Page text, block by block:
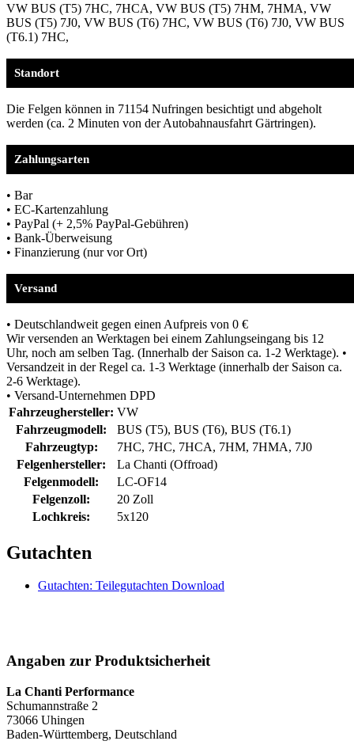
VW BUS (T5) 7HC, 7HCA, VW BUS (T5) 7HM, 7HMA, VW
BUS (T5) 7J0, VW BUS (T6) 7HC, VW BUS (T6) 7J0, VW BUS
(T6.1) 7HC,
Standort
Die Felgen können in 71154 Nufringen besichtigt und abgeholt
werden (ca. 2 Minuten von der Autobahnausfahrt Gärtringen).
Zahlungsarten
• Bar
• EC-Kartenzahlung
• PayPal (+ 2,5% PayPal-Gebühren)
• Bank-Überweisung
• Finanzierung (nur vor Ort)
Versand
• Deutschlandweit gegen einen Aufpreis von 0 €
Wir versenden an Werktagen bei einem Zahlungseingang bis 12
Uhr, noch am selben Tag. (Innerhalb der Saison ca. 1-2 Werktage). •
Versandzeit in der Regel ca. 1-3 Werktage (innerhalb der Saison ca.
2-6 Werktage).
• Versand-Unternehmen DPD
Fahrzeughersteller: VW
Fahrzeugmodell:
BUS (T5), BUS (T6), BUS (T6.1)
Fahrzeugtyp:
7HC, 7HC, 7HCA, 7HM, 7HMA, 7J0
Felgenhersteller:
La Chanti (Offroad)
Felgenmodell:
LC-OF14
Felgenzoll:
20 Zoll
Lochkreis:
5x120
Gutachten
Gutachten: Teilegutachten Download
Angaben zur Produktsicherheit
La Chanti Performance
Schumannstraße 2
73066 Uhingen
Baden-Württemberg, Deutschland